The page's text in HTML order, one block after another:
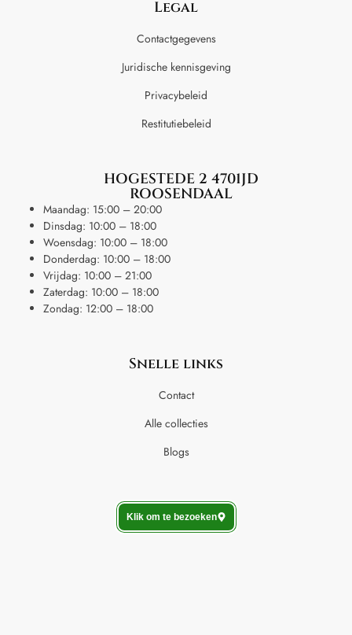
Legal
Contactgegevens
Juridische kennisgeving
Privacybeleid
Restitutiebeleid
HOGESTEDE 2 4701JD
ROOSENDAAL
Maandag: 15:00 – 20:00
Dinsdag: 10:00 – 18:00
Woensdag: 10:00 – 18:00
Donderdag: 10:00 – 18:00
Vrijdag: 10:00 – 21:00
Zaterdag: 10:00 – 18:00
Zondag: 12:00 – 18:00
Snelle links
Contact
Alle collecties
Blogs
Klik om te bezoeken